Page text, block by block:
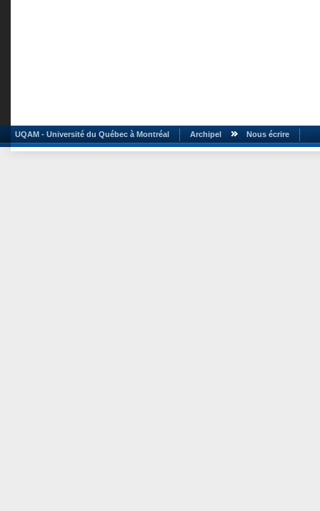
UQAM - Université du Québec à Montréal Archipel Nous écrire